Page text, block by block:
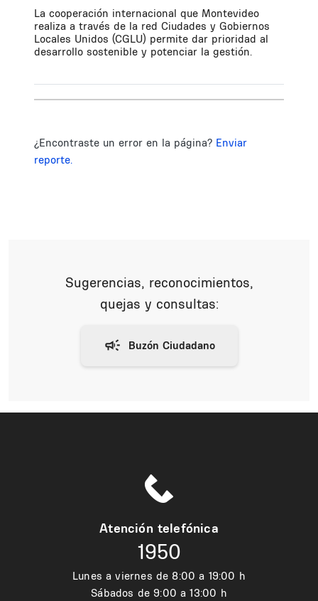
La cooperación internacional que Montevideo
realiza a través de la red Ciudades y Gobiernos
Locales Unidos (CGLU) permite dar prioridad al
desarrollo sostenible y potenciar la gestión.
¿Encontraste un error en la página? Enviar
reporte.
Sugerencias, reconocimientos,
quejas y consultas:
Atención telefónica
1950
Lunes a viernes de 8:00 a 19:00 h
Sábados de 9:00 a 13:00 h